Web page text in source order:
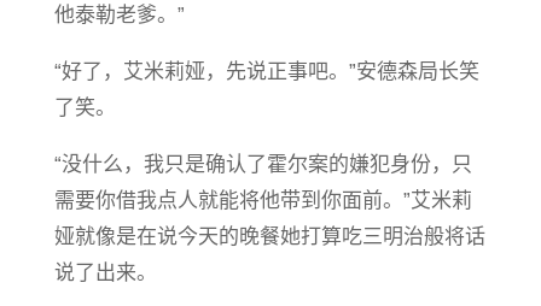
他泰勒老爹。”
“好了，艾米莉娅，先说正事吧。”安德森局长笑
了笑。
“没什么，我只是确认了霍尔案的嫌犯身份，只
需要你借我点人就能将他带到你面前。”艾米莉
娅就像是在说今天的晚餐她打算吃三明治般将话
说了出来。